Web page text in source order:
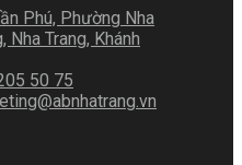
Phú, Phường Nha
Nha Trang, Khánh
50 75